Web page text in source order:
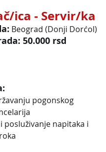
ica - Servir/ka
Beograd (Donji Dorćol)
50.000 rsd
pogonskog
posluživanje napitaka i